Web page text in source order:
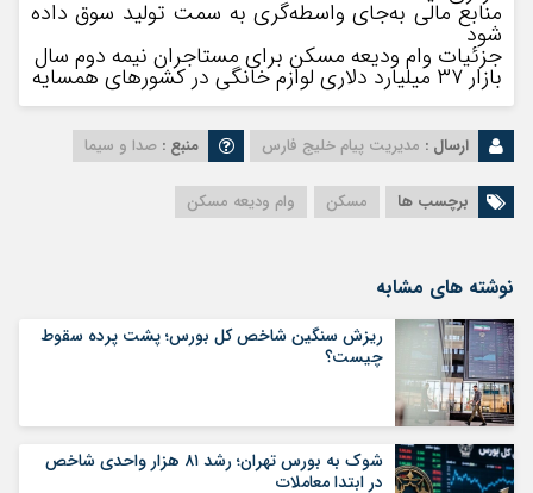
منابع مالی به‌جای واسطه‌گری به سمت تولید سوق داده
شود
جزئیات وام ودیعه مسکن برای مستاجران نیمه دوم سال
بازار ۳۷ میلیارد دلاری لوازم خانگی در کشورهای همسایه
ارسال : مدیریت پیام خلیج فارس منبع : صدا و سیما
برچسب ها مسکن وام ودیعه مسکن
نوشته های مشابه
ریزش سنگین شاخص کل بورس؛ پشت پرده سقوط
چیست؟
شوک به بورس تهران؛ رشد ۸۱ هزار واحدی شاخص
در ابتدا معاملات